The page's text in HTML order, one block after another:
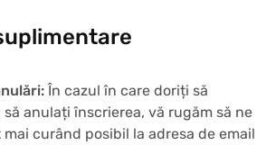
În cazul în care doriți să
anulați înscrierea, vă rugăm să ne
curând posibil la adresa de email